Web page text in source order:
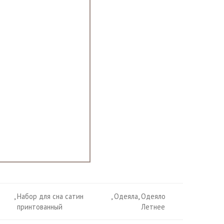
,Набор для сна сатин
принтованный
,Одеяла,Одеяло
Летнее